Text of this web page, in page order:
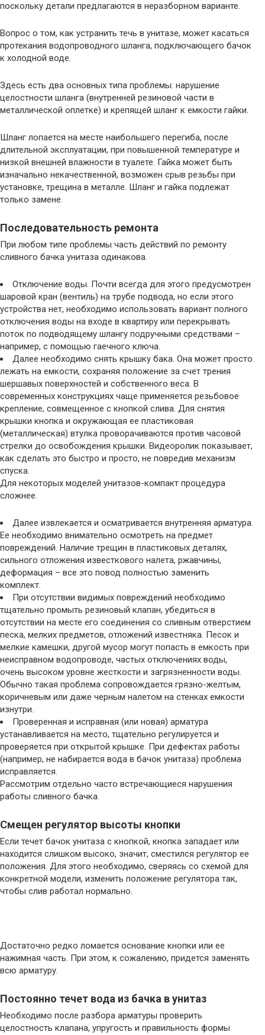
поскольку детали предлагаются в неразборном варианте.
Вопрос о том, как устранить течь в унитазе, может касаться
протекания водопроводного шланга, подключающего бачок
к холодной воде.
Здесь есть два основных типа проблемы: нарушение
целостности шланга (внутренней резиновой части в
металлической оплетке) и крепящей шланг к емкости гайки.
Шланг лопается на месте наибольшего перегиба, после
длительной эксплуатации, при повышенной температуре и
низкой внешней влажности в туалете. Гайка может быть
изначально некачественной, возможен срыв резьбы при
установке, трещина в металле. Шланг и гайка подлежат
только замене.
Последовательность ремонта
При любом типе проблемы часть действий по ремонту
сливного бачка унитаза одинакова.
Отключение воды. Почти всегда для этого предусмотрен
шаровой кран (вентиль) на трубе подвода, но если этого
устройства нет, необходимо использовать вариант полного
отключения воды на входе в квартиру или перекрывать
поток по подводящему шлангу подручными средствами –
например, с помощью гаечного ключа.
Далее необходимо снять крышку бака. Она может просто
лежать на емкости, сохраняя положение за счет трения
шершавых поверхностей и собственного веса. В
современных конструкциях чаще применяется резьбовое
крепление, совмещенное с кнопкой слива. Для снятия
крышки кнопка и окружающая ее пластиковая
(металлическая) втулка проворачиваются против часовой
стрелки до освобождения крышки. Видеоролик показывает,
как сделать это быстро и просто, не повредив механизм
спуска.
Для некоторых моделей унитазов-компакт процедура
сложнее.
Далее извлекается и осматривается внутренняя арматура.
Ее необходимо внимательно осмотреть на предмет
повреждений. Наличие трещин в пластиковых деталях,
сильного отложения известкового налета, ржавчины,
деформация – все это повод полностью заменить
комплект.
При отсутствии видимых повреждений необходимо
тщательно промыть резиновый клапан, убедиться в
отсутствии на месте его соединения со сливным отверстием
песка, мелких предметов, отложений известняка. Песок и
мелкие камешки, другой мусор могут попасть в емкость при
неисправном водопроводе, частых отключениях воды,
очень высоком уровне жесткости и загрязненности воды.
Обычно такая проблема сопровождается грязно-желтым,
коричневым или даже черным налетом на стенках емкости
изнутри.
Проверенная и исправная (или новая) арматура
устанавливается на место, тщательно регулируется и
проверяется при открытой крышке. При дефектах работы
(например, не набирается вода в бачок унитаза) проблема
исправляется.
Рассмотрим отдельно часто встречающиеся нарушения
работы сливного бачка.
Смещен регулятор высоты кнопки
Если течет бачок унитаза с кнопкой, кнопка западает или
находится слишком высоко, значит, сместился регулятор ее
положения. Для этого необходимо, сверяясь со схемой для
конкретной модели, изменить положение регулятора так,
чтобы слив работал нормально.
Достаточно редко ломается основание кнопки или ее
нажимная часть. При этом, к сожалению, придется заменять
всю арматуру.
Постоянно течет вода из бачка в унитаз
Необходимо после разбора арматуры проверить
целостность клапана, упругость и правильность формы